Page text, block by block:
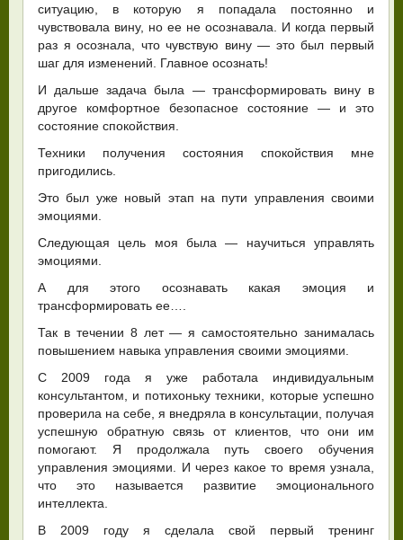
ситуацию, в которую я попадала постоянно и
чувствовала вину, но ее не осознавала. И когда первый
раз я осознала, что чувствую вину — это был первый
шаг для изменений. Главное осознать!
И дальше задача была — трансформировать вину в
другое комфортное безопасное состояние — и это
состояние спокойствия.
Техники получения состояния спокойствия мне
пригодились.
Это был уже новый этап на пути управления своими
эмоциями.
Следующая цель моя была — научиться управлять
эмоциями.
А для этого осознавать какая эмоция и
трансформировать ее….
Так в течении 8 лет — я самостоятельно занималась
повышением навыка управления своими эмоциями.
С 2009 года я уже работала индивидуальным
консультантом, и потихоньку техники, которые успешно
проверила на себе, я внедряла в консультации, получая
успешную обратную связь от клиентов, что они им
помогают. Я продолжала путь своего обучения
управления эмоциями. И через какое то время узнала,
что это называется развитие эмоционального
интеллекта.
В 2009 году я сделала свой первый тренинг